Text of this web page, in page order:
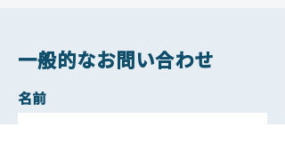
一般的なお問い合わせ
名前